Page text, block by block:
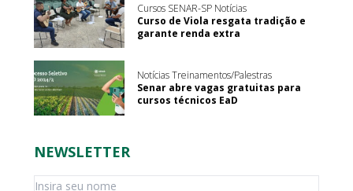
Cursos SENAR-SP Notícias
Curso de Viola resgata tradição e
garante renda extra
Notícias Treinamentos/Palestras
Senar abre vagas gratuitas para
cursos técnicos EaD
NEWSLETTER